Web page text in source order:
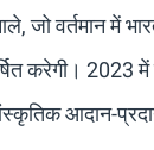
जो वर्तमान में
करेगी।
आदान-